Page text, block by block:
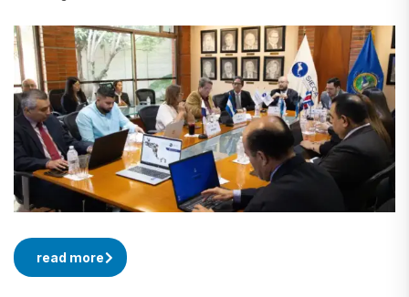
read more